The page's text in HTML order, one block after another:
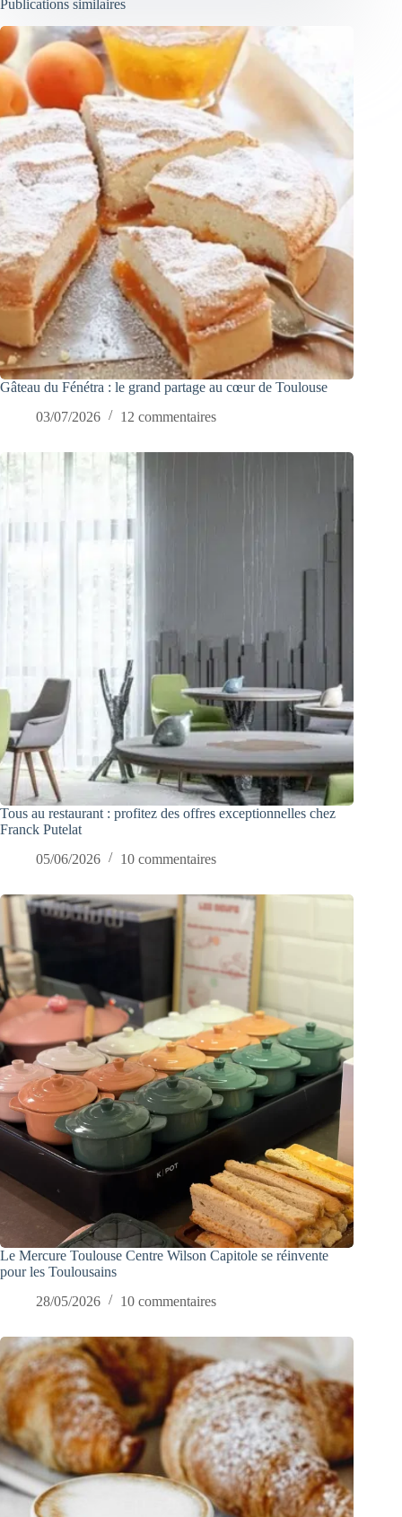
Publications similaires
Gâteau du Fénétra : le grand partage au cœur de Toulouse
03/07/2026
12 commentaires
Tous au restaurant : profitez des offres exceptionnelles chez
Franck Putelat
05/06/2026
10 commentaires
Le Mercure Toulouse Centre Wilson Capitole se réinvente
pour les Toulousains
28/05/2026
10 commentaires